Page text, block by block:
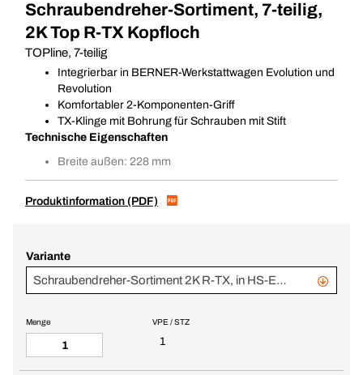
Schraubendreher-Sortiment, 7-teilig,
2K Top R-TX Kopfloch
TOPline, 7-teilig
Integrierbar in BERNER-Werkstattwagen Evolution und
Revolution
Komfortabler 2-Komponenten-Griff
TX-Klinge mit Bohrung für Schrauben mit Stift
Technische Eigenschaften
Breite außen: 228 mm
Produktinformation (PDF)
Variante
Schraubendreher-Sortiment 2K R-TX, in HS-Einlage 7tlg.
VPE / STZ
1
Menge